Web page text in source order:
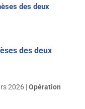
des deux
2026|Opération